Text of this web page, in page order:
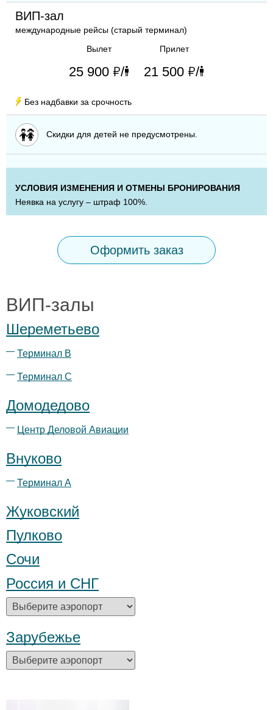
ВИП-зал
международные рейсы (старый терминал)
Вылет
25 900 "/human
Прилет
21 500 "/human
ursoБез надбавки за срочность
Скидки для детей не предусмотрены.
УСЛОВИЯ ИЗМЕНЕНИЯ И ОТМЕНЫ БРОНИРОВАНИЯ
Неявка на услугу – штраф 100%.
Оформить заказ
ВИП-залы
Шереметьево
Терминал B
Терминал С
Домодедово
Центр Деловой Авиации
Внуково
Терминал А
Жуковский
Пулково
Сочи
Россия и СНГ
Зарубежье